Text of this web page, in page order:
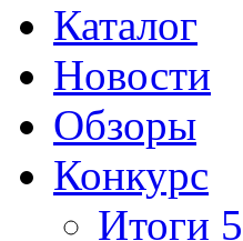
Каталог
Новости
Обзоры
Конкурс
Итоги